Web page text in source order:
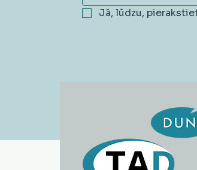
Jā, lūdzu,